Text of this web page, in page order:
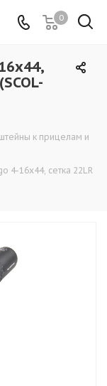
0
к прицелам и
4-16x44, сетка 22LR